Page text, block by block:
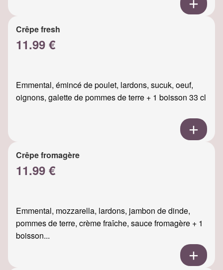
Crêpe fresh
11.99 €
Emmental, émincé de poulet, lardons, sucuk, oeuf,
oignons, galette de pommes de terre + 1 boisson 33 cl
Crêpe fromagère
11.99 €
Emmental, mozzarella, lardons, jambon de dinde,
pommes de terre, crème fraîche, sauce fromagère + 1
boisson...